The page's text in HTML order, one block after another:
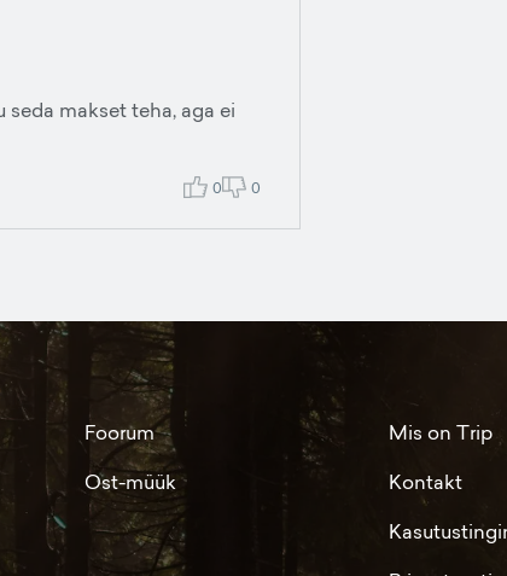
makset teha, aga ei
0 0
Foorum
Ost-müük
Mis on Trip
Kontakt